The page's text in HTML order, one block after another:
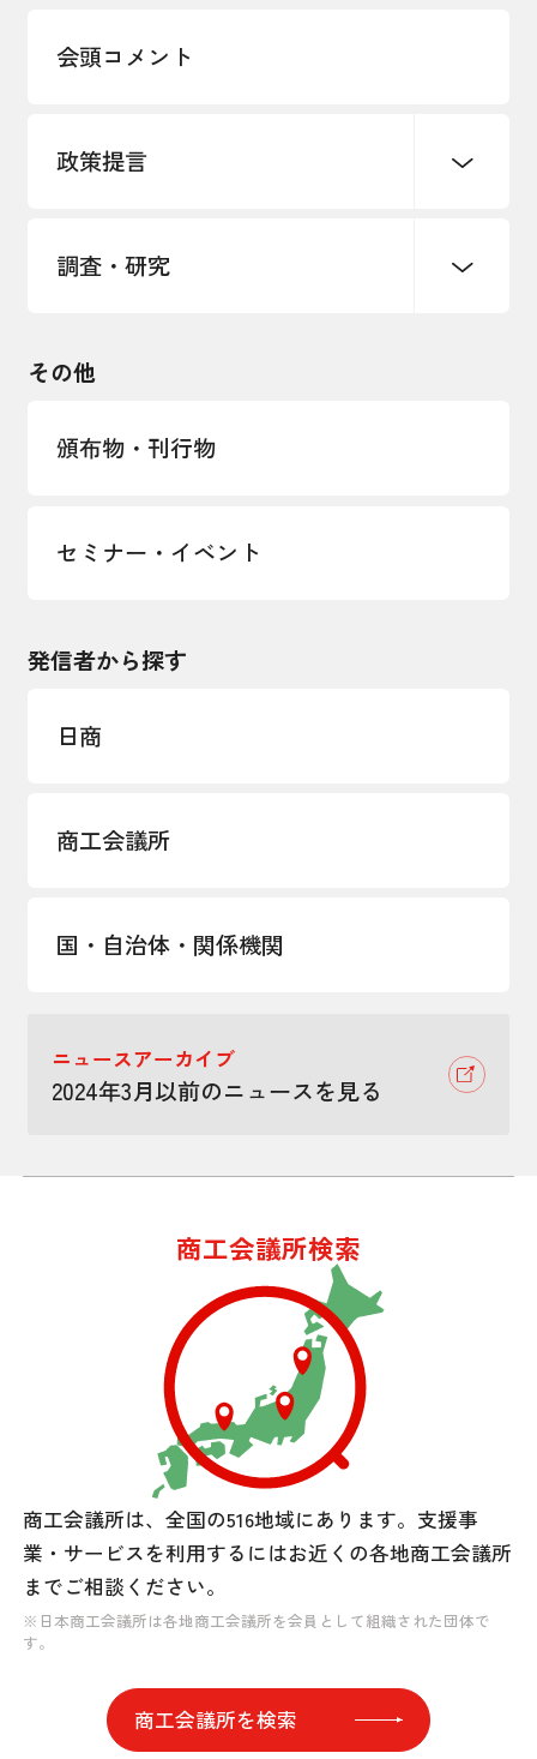
海外情報レポート
安全保障貿易管理・技術流出防止に関す
経営者保証に関するガイドライン
会頭コメント
政策提言
中小企業経営
国土強靭化・社会基盤整備・震災復興
調査・研究
LOBO調査
その他
頒布物・刊行物
セミナー・イベント
発信者から探す
日商
商工会議所
国・自治体・関係機関
ニュースアーカイブ
2024年3月以前のニュースを見る
商工会議所検索
商工会議所は、全国の516地域にあります。 支援事
業・サービスを利用するにはお近くの各地商工会議所
までご相談ください。
※日本商工会議所は各地商工会議所を会員として組織された団体で
す。
商工会議所を検索